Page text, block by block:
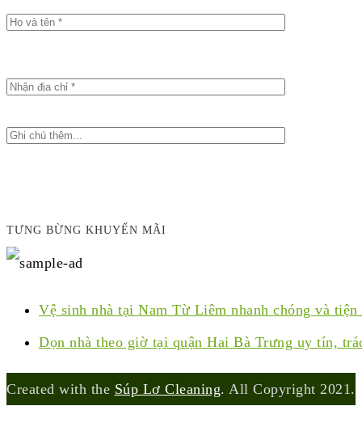
TƯNG BỪNG KHUYẾN MÃI
Vệ sinh nhà tại Nam Từ Liêm nhanh chóng và
Dọn nhà theo giờ tại quận Hai Bà Trưng uy tín,
Created with the Súp Lơ Cleaning. All Copyright 2021.